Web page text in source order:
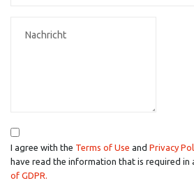
I agree with the Terms of Use and Privacy
have read the information that is required in
of GDPR.